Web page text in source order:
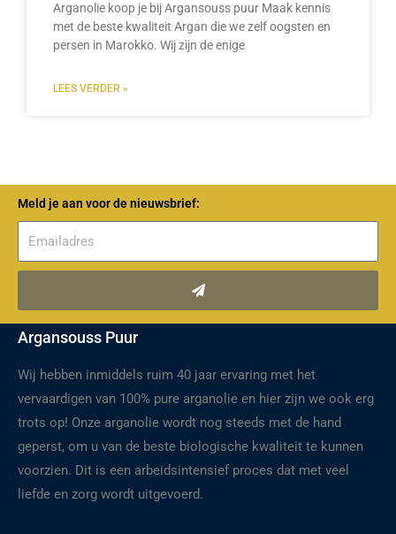
Arganolie koop je bij Argansouss puur Maak kennis
met de beste kwaliteit Argan die we zelf oogsten en
persen in Marokko. Wij zijn de enige
LEES VERDER »
Meld je aan voor de nieuwsbrief:
Verzenden
Argansouss Puur
Wij hebben inmiddels ruim 40 jaar ervaring met het
vervaardigen van 100% pure arganolie en hier zijn we ook erg
trots op! Onze arganolie wordt nog steeds met de hand
geperst, om u van de beste biologische kwaliteit te kunnen
voorzien. Dit is een arbeidsintensief proces dat met veel
liefde en zorg wordt uitgevoerd.